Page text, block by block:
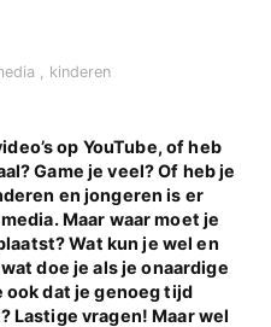
kinderen
op YouTube, of heb
Game je veel? Of heb je
en jongeren is er
Maar waar moet je
Wat kun je wel en
doe je als je onaardige
dat je genoeg tijd
Lastige vragen! Maar wel